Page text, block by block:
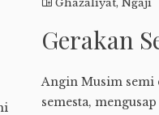
Gerakan
Angin Musim semi
semesta,